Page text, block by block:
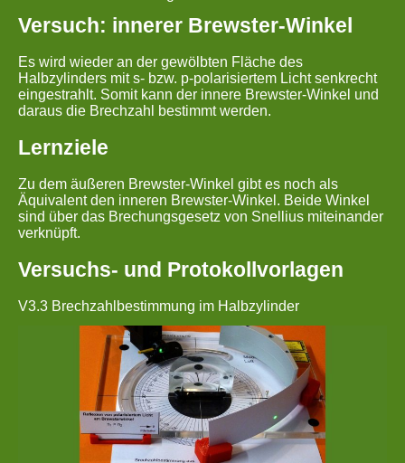
Versuch: innerer Brewster-Winkel
Es wird wieder an der gewölbten Fläche des
Halbzylinders mit s- bzw. p-polarisiertem Licht senkrecht
eingestrahlt. Somit kann der innere Brewster-Winkel und
daraus die Brechzahl bestimmt werden.
Lernziele
Zu dem äußeren Brewster-Winkel gibt es noch als
Äquivalent den inneren Brewster-Winkel. Beide Winkel
sind über das Brechungsgesetz von Snellius miteinander
verknüpft.
Versuchs- und Protokollvorlagen
V3.3 Brechzahlbestimmung im Halbzylinder